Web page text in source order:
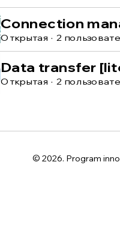
Connection
Открытая · 2
Data transfer
Открытая · 2
© 2026. Program